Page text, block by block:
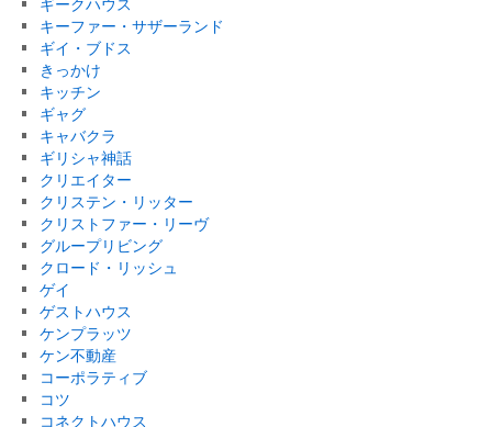
キーファー・サザーランド
ギイ・ブドス
きっかけ
キッチン
ギャグ
キャバクラ
ギリシャ神話
クリエイター
クリステン・リッター
クリストファー・リーヴ
グループリビング
クロード・リッシュ
ゲイ
ゲストハウス
ケンプラッツ
ケン不動産
コーポラティブ
コツ
コネクトハウス